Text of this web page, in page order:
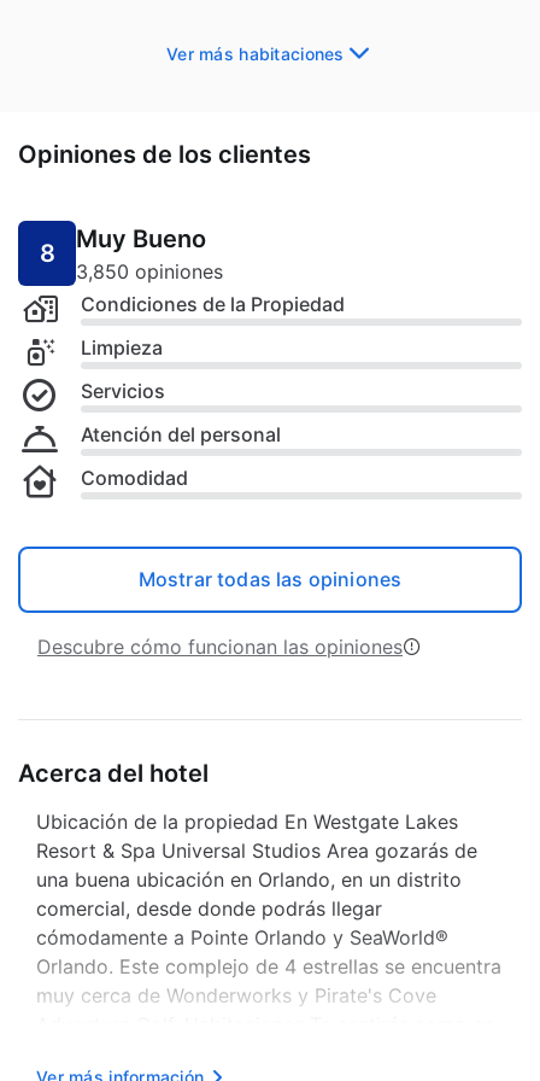
Ver más habitaciones
Opiniones de los clientes
8 Muy Bueno
3,850 opiniones
Condiciones de la Propiedad
Limpieza
Servicios
Atención del personal
Comodidad
Mostrar todas las opiniones
Descubre cómo funcionan las opiniones
Acerca del hotel
Ubicación de la propiedad En Westgate Lakes
Resort & Spa Universal Studios Area gozarás de
una buena ubicación en Orlando, en un distrito
comercial, desde donde podrás llegar
cómodamente a Pointe Orlando y SeaWorld®
Orlando. Este complejo de 4 estrellas se encuentra
muy cerca de Wonderworks y Pirate's Cove